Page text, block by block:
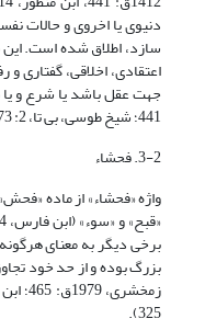
دنیوى یا اخروى و حالات
سازد، اطلاق شده است. این
اعتقادی، اخلاقی، گفتاری
441؛ شیخ طوسی، بی تا، 2: 73).
3-2. فحشاء
واژه «فحشاء» از ماده
برخی دیگر به معنای
325).